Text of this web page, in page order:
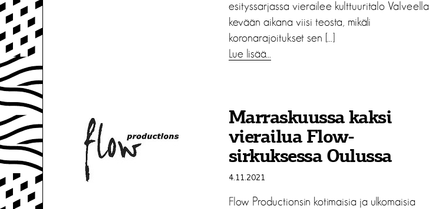
esityssarjassa vierailee kulttuuritalo Valveella
kevään aikana viisi teosta, mikäli
koronarajoitukset sen […]
Lue lisää…
Marraskuussa kaksi
vierailua Flow-
sirkuksessa Oulussa
4.11.2021
Flow Productionsin kotimaisia ja ulkomaisia